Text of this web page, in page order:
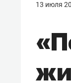
13 июля